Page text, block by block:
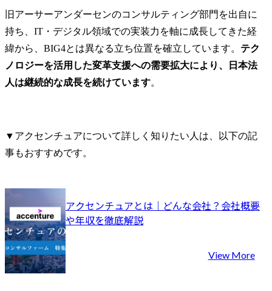
旧アーサーアンダーセンのコンサルティング部門を出自に
持ち、IT・デジタル領域での実装力を軸に成長してきた経
緯から、BIG4とは異なる立ち位置を確立しています。 テク
ノロジーを活用した変革支援への需要拡大により、日本法
人は継続的な成長を続けています。
▼アクセンチュアについて詳しく知りたい人は、以下の記
事もおすすめです。
アクセンチュアとは｜どんな会社？会社概要
や年収を徹底解説
View More